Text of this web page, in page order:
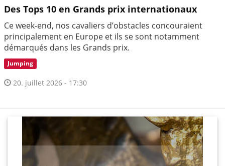
Des Tops 10 en Grands prix internationaux
Ce week-end, nos cavaliers d’obstacles concouraient
principalement en Europe et ils se sont notamment
démarqués dans les Grands prix.
Jumping
20. juillet 2026 - 17:30